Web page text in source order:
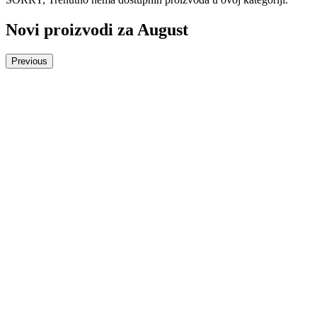
Novi proizvodi za August
Previous